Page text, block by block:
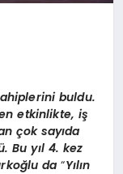
buldu.
etkinlikte, iş
çok sayıda
Bu yıl 4. kez
da “Yılın